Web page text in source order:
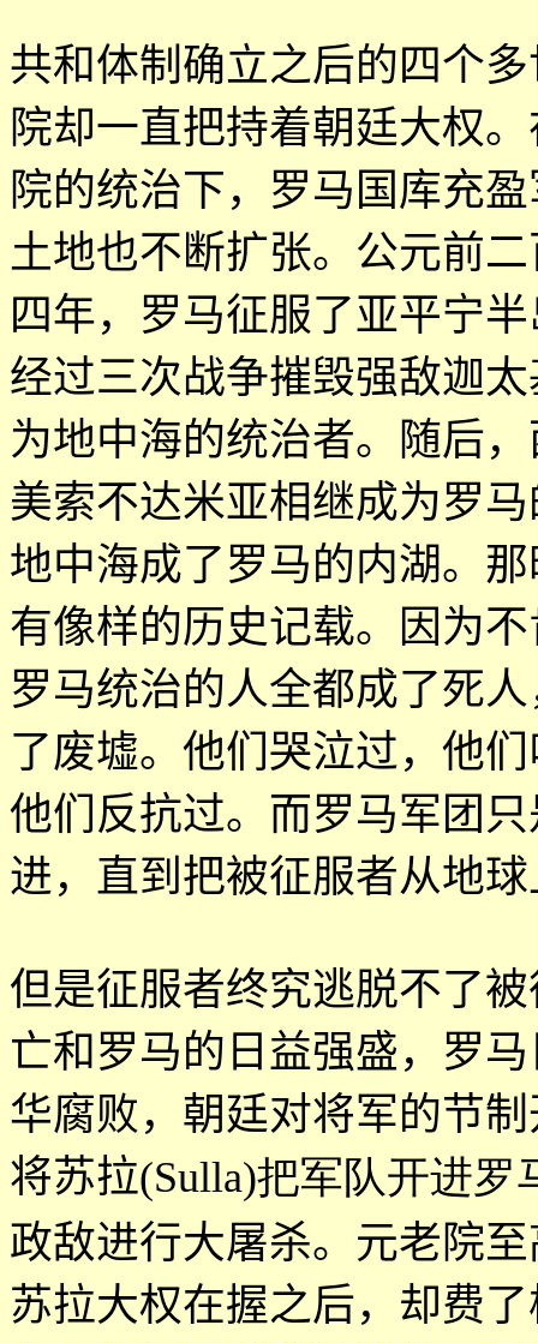
共和体制确立之后的四个
院却一直把持着朝廷大权
院的统治下，罗马国库充
土地也不断扩张。公元前
四年，罗马征服了亚平宁
经过三次战争摧毁强敌迦
为地中海的统治者。随后
美索不达米亚相继成为罗
地中海成了罗马的内湖。
有像样的历史记载。因为
罗马统治的人全都成了死
了废墟。他们哭泣过，他
他们反抗过。而罗马军团
进，直到把被征服者从地
但是征服者终究逃脱不了
亡和罗马的日益强盛，罗
华腐败，朝廷对将军的节
将苏拉(Sulla)把军队开进罗
政敌进行大屠杀。元老院
苏拉大权在握之后，却费